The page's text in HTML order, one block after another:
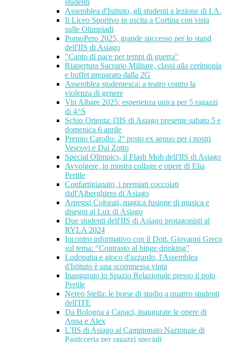
studenti
Assemblea d'Istituto, gli studenti a lezione di I.A.
Il Liceo Sportivo in uscita a Cortina con vista
sulle Olimpiadi
PomoPero 2025, grande successo per lo stand
dell'IIS di Asiago
"Canto di pace per tempi di guerra"
Riapertura Sacrario Militare, classi alla cerimonia
e buffet preparato dalla 2G
Assemblea studentesca: a teatro contro la
violenza di genere
Vin Albare 2025: esperienza unica per 5 ragazzi
di 4^S
Schio Orienta: l'IIS di Asiago presente sabato 5 e
domenica 6 aprile
Premio Carollo: 2° posto ex aequo per i nostri
Vescovi e Dal Zotto
Special Olimpics, il Flash Mob dell'IIS di Asiago
Avvolgere, in mostra collage e opere di Elia
Pertile
Confartigianato, i premiati coccolati
dall'Alberghiero di Asiago
Arpeggi Colorati, magica fusione di musica e
disegni al Lux di Asiago
Due studenti dell'IIS di Asiago protagonisti al
RYLA 2024
Incontro informativo con il Dott. Giovanni Greco
sul tema: “Contrasto al binge drinking”
Ludopatia e gioco d'azzardo, l'Assemblea
d'Istituto è una scommessa vinta
Inaugurato lo Spazio Relazionale presso il polo
Pertile
Nereo Stella: le borse di studio a quattro studenti
dell'ITE
Da Bologna a Capaci, inaugurate le opere di
Anna e Alex
L'IIS di Asiago al Campionato Nazionale di
Pasticceria per ragazzi speciali